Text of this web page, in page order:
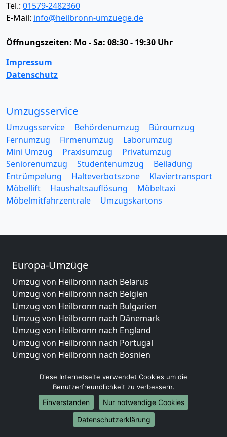
Tel.: 01579-2482360
E-Mail: info@heilbronn-umzuege.de
Öffnungszeiten: Mo - Sa: 08:30 - 19:30 Uhr
Impressum
Datenschutz
Umzugsservice
Umzugsservice Behördenumzug
Büroumzug
Fernumzug
Firmenumzug
Laborumzug
Mini Umzug
Praxisumzug
Privatumzug
Seniorenumzug
Studentenumzug
Beiladung
Entrümpelung
Halteverbotszone
Klaviertransport
Möbellift
Haushaltsauflösung
Möbeltaxi
Möbelmitfahrzentrale
Umzugskartons
Europa-Umzüge
Umzug von Heilbronn nach Belarus
Umzug von Heilbronn nach Belgien
Umzug von Heilbronn nach Bulgarien
Umzug von Heilbronn nach Dänemark
Umzug von Heilbronn nach England
Umzug von Heilbronn nach Portugal
Umzug von Heilbronn nach Bosnien
Umzug von Heilbronn nach Irland
Umzug von Heilbronn nach Lettland
Umzug von Heilbronn nach Zypern
Umzug von Heilbronn nach Kroatien
Umzug von Heilbronn nach Estland
Diese Internetseite verwendet Cookies um die
Benutzerfreundlichkeit zu verbessern.
Einverstanden
Nur notwendige Cookies
Datenschutzerklärung